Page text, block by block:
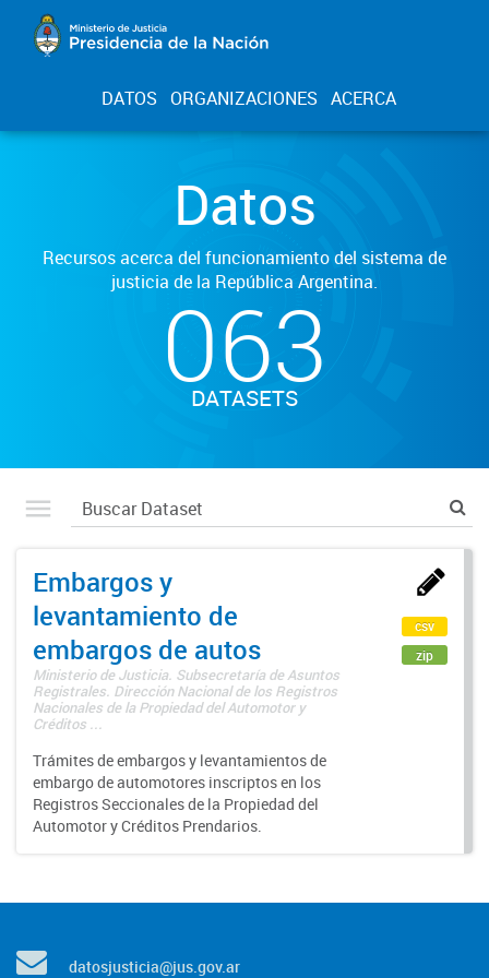
DATOS ORGANIZACIONES ACERCA
Datos
Recursos acerca del funcionamiento del sistema de
justicia de la República Argentina.
063
DATASETS
Embargos y
levantamiento de
embargos de autos
Ministerio de Justicia. Subsecretaría de Asuntos
Registrales. Dirección Nacional de los Registros
Nacionales de la Propiedad del Automotor y
Créditos ...
Trámites de embargos y levantamientos de
embargo de automotores inscriptos en los
Registros Seccionales de la Propiedad del
Automotor y Créditos Prendarios.
csv
zip
datosjusticia@jus.gov.ar